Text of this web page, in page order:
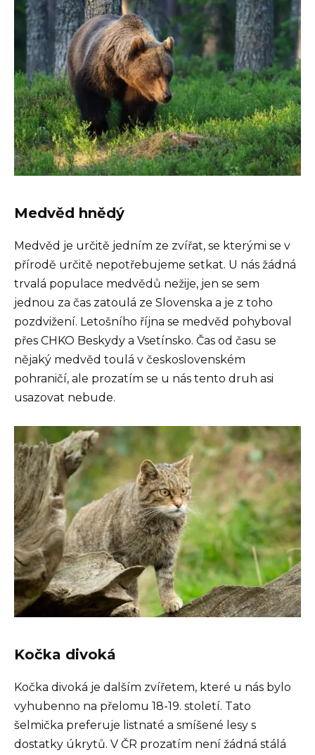
Medvěd hnědý
Medvěd je určitě jedním ze zvířat, se kterými se v
přírodě určitě nepotřebujeme setkat. U nás žádná
trvalá populace medvědů nežije, jen se sem
jednou za čas zatoulá ze Slovenska a je z toho
pozdvižení. Letošního října se medvěd pohyboval
přes CHKO Beskydy a Vsetínsko. Čas od času se
nějaký medvěd toulá v československém
pohraničí, ale prozatím se u nás tento druh asi
usazovat nebude.
Kočka divoká
Kočka divoká je dalším zvířetem, které u nás bylo
vyhubenno na přelomu 18-19. století. Tato
šelmička preferuje listnaté a smíšené lesy s
dostatky úkrytů. V ČR prozatím není žádná stálá